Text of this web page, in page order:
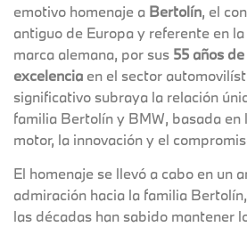
emotivo homenaje a Bertolín, el
antiguo de Europa y referente en
marca alemana, por sus 55 años
excelencia en el sector
significativo subraya la relación
familia Bertolín y BMW, basada en
motor, la innovación y el
El homenaje se llevó a cabo en un
admiración hacia la familia
las décadas han sabido mantener